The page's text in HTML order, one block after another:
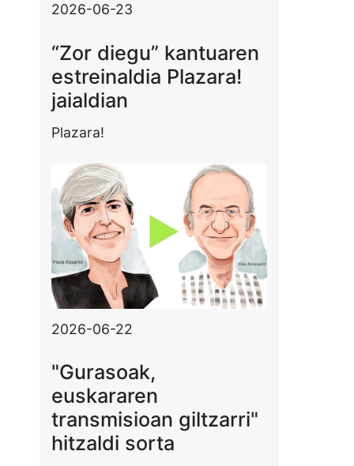
2026-06-23
“Zor diegu” kantuaren
estreinaldia Plazara!
jaialdian
Plazara!
2026-06-22
"Gurasoak,
euskararen
transmisioan giltzarri"
hitzaldi sorta